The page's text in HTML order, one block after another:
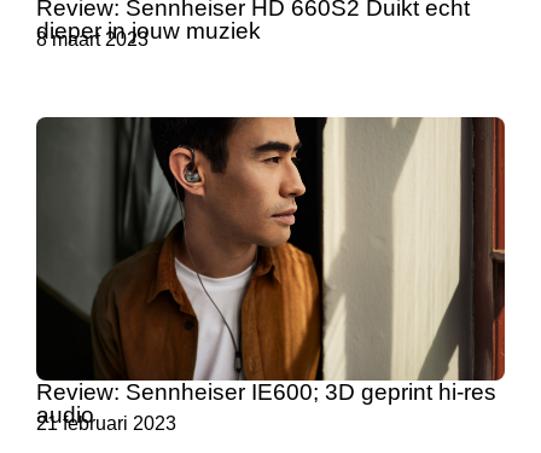
Review: Sennheiser HD 660S2 Duikt echt
dieper in jouw muziek
8 maart 2023
Review: Sennheiser IE600; 3D geprint hi-res
audio
21 februari 2023